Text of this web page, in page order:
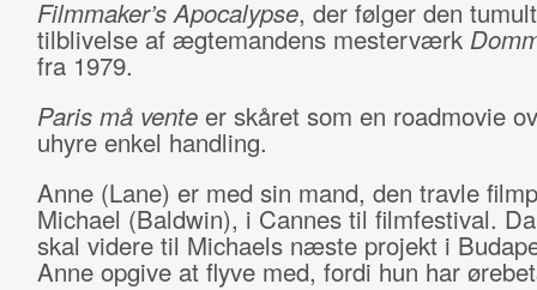
Filmmaker’s Apocalypse, der følger den
tilblivelse af ægtemandens mesterværk
fra 1979.
Paris må venteer skåret som en roadmovie
uhyre enkel handling.
Anne (Lane) er med sin mand, den travle
Michael (Baldwin), i Cannes til filmfestival.
skal videre til Michaels næste projekt i
Anne opgive at flyve med, fordi hun har